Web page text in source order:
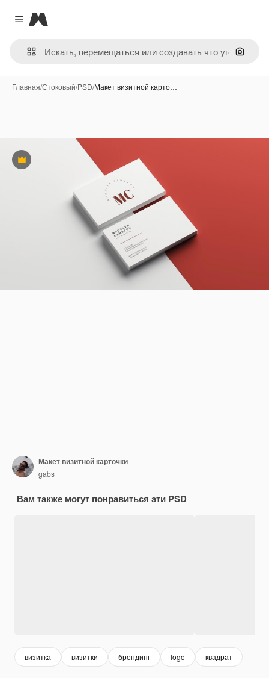
Close menu
Magnific
Поиск
Главная/Стоковый/PSD/Макет визитной карто…
Премиум
Макет визитной карточки
gabs
Вам также могут понравиться эти PSD
визитка визитки брендинг logo квадрат